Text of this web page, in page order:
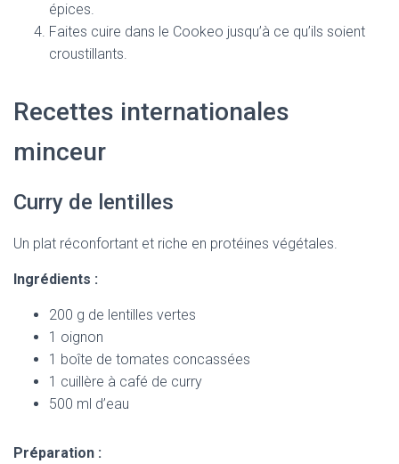
épices.
Faites cuire dans le Cookeo jusqu’à ce qu’ils soient
croustillants.
Recettes internationales
minceur
Curry de lentilles
Un plat réconfortant et riche en protéines végétales.
Ingrédients :
200 g de lentilles vertes
1 oignon
1 boîte de tomates concassées
1 cuillère à café de curry
500 ml d’eau
Préparation :